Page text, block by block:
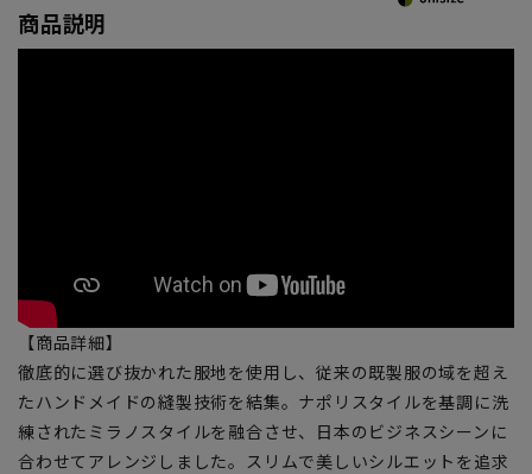
商品説明
【商品詳細】
徹底的に選び抜かれた服地を使用し、従来の既製服の域を超え
たハンドメイドの縫製技術を結集。ナポリスタイルを基調に洗
練されたミラノスタイルを融合させ、日本のビジネスシーンに
合わせてアレンジしました。スリムで美しいシルエットを追求